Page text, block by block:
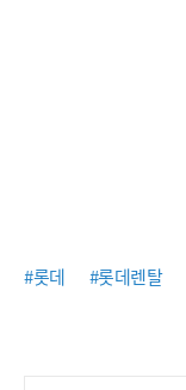
#롯데 #롯데렌탈